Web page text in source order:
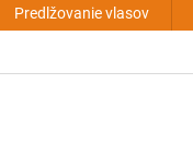
Predlžovanie vlasov